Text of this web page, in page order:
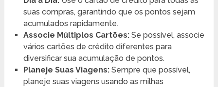
suas compras, garantindo que os pontos sejam
acumulados rapidamente.
Associe Múltiplos Cartões:Se possível, associe
vários cartões de crédito diferentes para
diversificar sua acumulação de pontos.
Planeje Suas Viagens:Sempre que possível,
planeje suas viagens usando as milhas